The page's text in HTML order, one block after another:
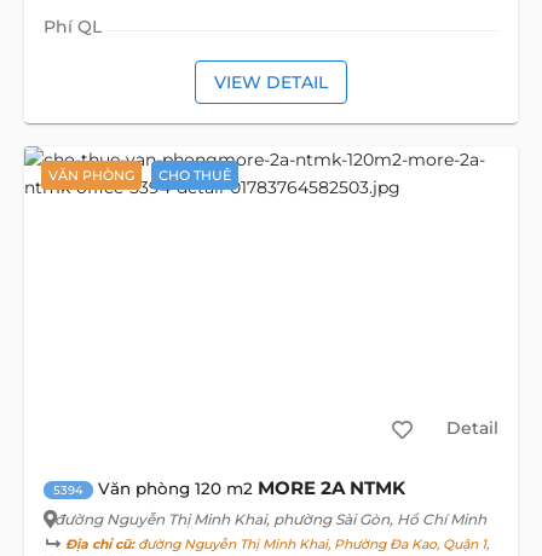
Phí QL
VIEW DETAIL
VĂN PHÒNG CHO THUÊ
Detail
5394 Văn phòng 120 m2 MORE 2A NTMK
đường Nguyễn Thị Minh Khai, phường Sài Gòn, Hồ Chí Minh
Địa chỉ cũ:đường Nguyễn Thị Minh Khai, Phường Đa Kao, Quận 1,